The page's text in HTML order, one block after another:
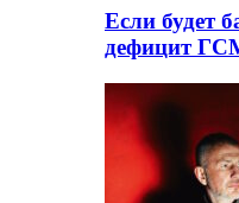
Если будет
дефицит